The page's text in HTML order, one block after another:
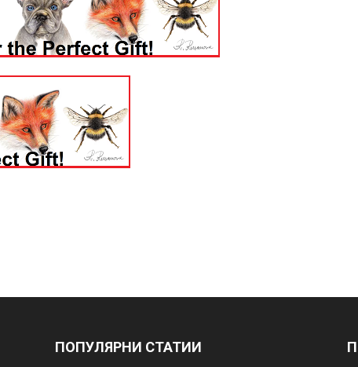
ПОПУЛЯРНИ СТАТИИ